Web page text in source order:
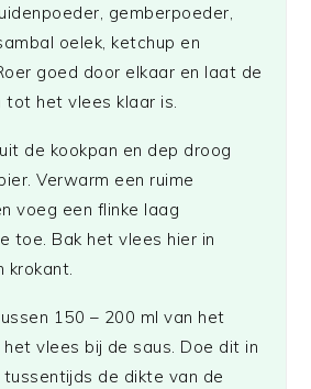
gemberpoeder,
oelek, ketchup en
goed door elkaar en laat de
tot het vlees klaar is.
de kookpan en dep droog
Verwarm een ruime
voeg een flinke laag
toe. Bak het vlees hier in
krokant.
150 – 200 ml van het
vlees bij de saus. Doe dit in
de dikte van de